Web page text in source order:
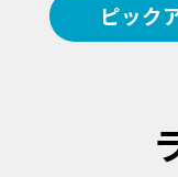
ピック